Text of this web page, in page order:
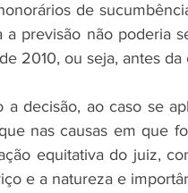
de
a previsão não poderia
2010, ou seja, antes
a decisão, ao caso se
nas causas em que
equitativa do juiz,
e a natureza e